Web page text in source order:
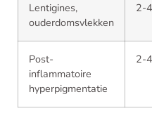
Lentigines,
ouderdomsvlekken
2-
Post-
inflammatoire
hyperpigmentatie
2-